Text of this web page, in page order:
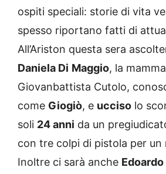
ospiti speciali: storie di vita
spesso riportano fatti di
All’Ariston questa sera
Daniela Di Maggio, la
Giovanbattista Cutolo,
come Giogiò, e ucciso lo
soli 24 anni da un
con tre colpi di pistola per
Inoltre ci sarà anche Edoardo